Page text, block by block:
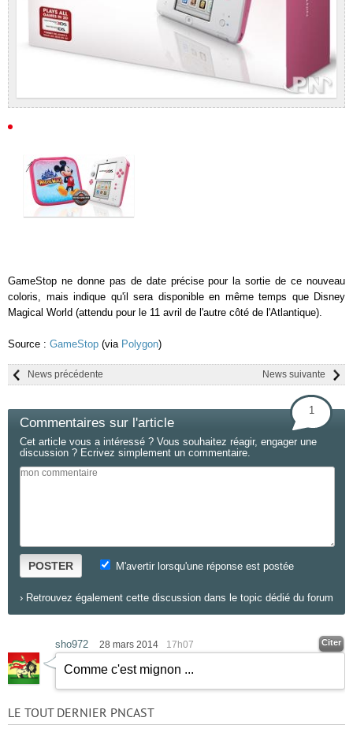
GameStop ne donne pas de date précise pour la sortie de ce nouveau
coloris, mais indique qu'il sera disponible en même temps que Disney
Magical World (attendu pour le 11 avril de l'autre côté de l'Atlantique).
Source : GameStop (via Polygon)
News suivante
News précédente
Commentaires sur l'article
1
Cet article vous a intéressé ? Vous souhaitez réagir, engager une
discussion ? Ecrivez simplement un commentaire.
POSTER M'avertir lorsqu'une réponse est postée
› Retrouvez également cette discussion dans le topic dédié du forum
sho972 28 mars 2014 17h07 Citer
Comme c'est mignon ...
LE TOUT DERNIER PNCAST